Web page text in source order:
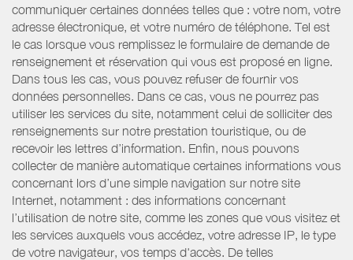
communiquer certaines données telles que : votre nom, votre
adresse électronique, et votre numéro de téléphone. Tel est
le cas lorsque vous remplissez le formulaire de demande de
renseignement et réservation qui vous est proposé en ligne.
Dans tous les cas, vous pouvez refuser de fournir vos
données personnelles. Dans ce cas, vous ne pourrez pas
utiliser les services du site, notamment celui de solliciter des
renseignements sur notre prestation touristique, ou de
recevoir les lettres d’information. Enfin, nous pouvons
collecter de manière automatique certaines informations vous
concernant lors d’une simple navigation sur notre site
Internet, notamment : des informations concernant
l’utilisation de notre site, comme les zones que vous visitez et
les services auxquels vous accédez, votre adresse IP, le type
de votre navigateur, vos temps d'accès. De telles